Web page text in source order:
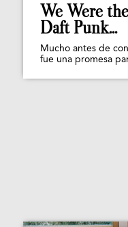
We Were
Daft Punk...
Mucho antes de
fue una promesa